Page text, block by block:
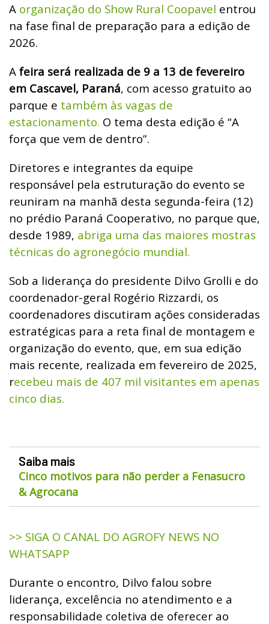
A organização do Show Rural Coopavel entrou
na fase final de preparação para a edição de
2026.
A feira será realizada de 9 a 13 de fevereiro
em Cascavel, Paraná, com acesso gratuito ao
parque e também às vagas de
estacionamento. O tema desta edição é “A
força que vem de dentro”.
Diretores e integrantes da equipe
responsável pela estruturação do evento se
reuniram na manhã desta segunda-feira (12)
no prédio Paraná Cooperativo, no parque que,
desde 1989, abriga uma das maiores mostras
técnicas do agronegócio mundial.
Sob a liderança do presidente Dilvo Grolli e do
coordenador-geral Rogério Rizzardi, os
coordenadores discutiram ações consideradas
estratégicas para a reta final de montagem e
organização do evento, que, em sua edição
mais recente, realizada em fevereiro de 2025,
recebeu mais de 407 mil visitantes em apenas
cinco dias.
Saiba mais
Cinco motivos para não perder a Fenasucro
& Agrocana
>> SIGA O CANAL DO AGROFY NEWS NO
WHATSAPP
Durante o encontro, Dilvo falou sobre
liderança, excelência no atendimento e a
responsabilidade coletiva de oferecer ao